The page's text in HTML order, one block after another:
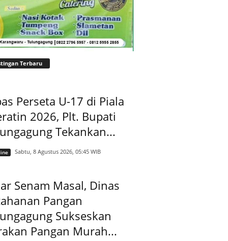
Terbaru
Perseta U-17 di Piala
2026, Plt. Bupati
Tekankan...
Sabtu, 8 Agustus 2026, 05:45 WIB
Senam Masal, Dinas
Pangan
Sukseskan
Pangan Murah...